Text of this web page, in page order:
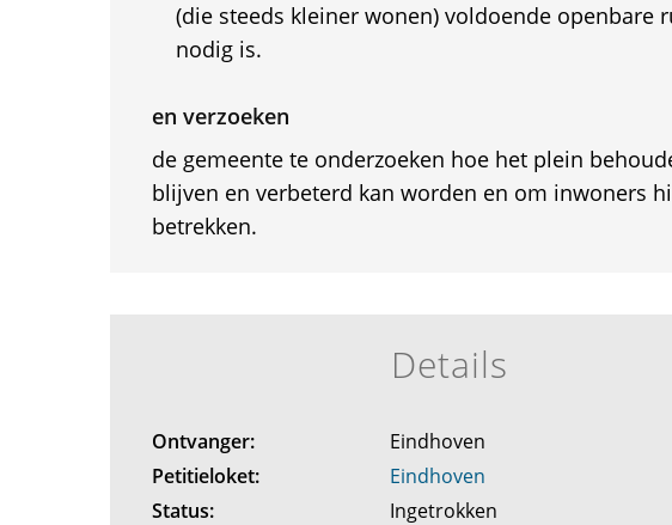
(die steeds kleiner wonen) voldoende openbare
nodig is.
en verzoeken
de gemeente te onderzoeken hoe het plein
blijven en verbeterd kan worden en om inwoners
betrekken.
Details
Ontvanger:
Eindhoven
Petitieloket:
Eindhoven
Status:
Ingetrokken